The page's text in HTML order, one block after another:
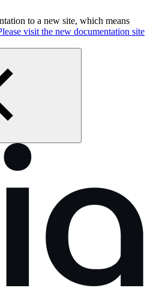
to a new site, which means
visit the new documentation site